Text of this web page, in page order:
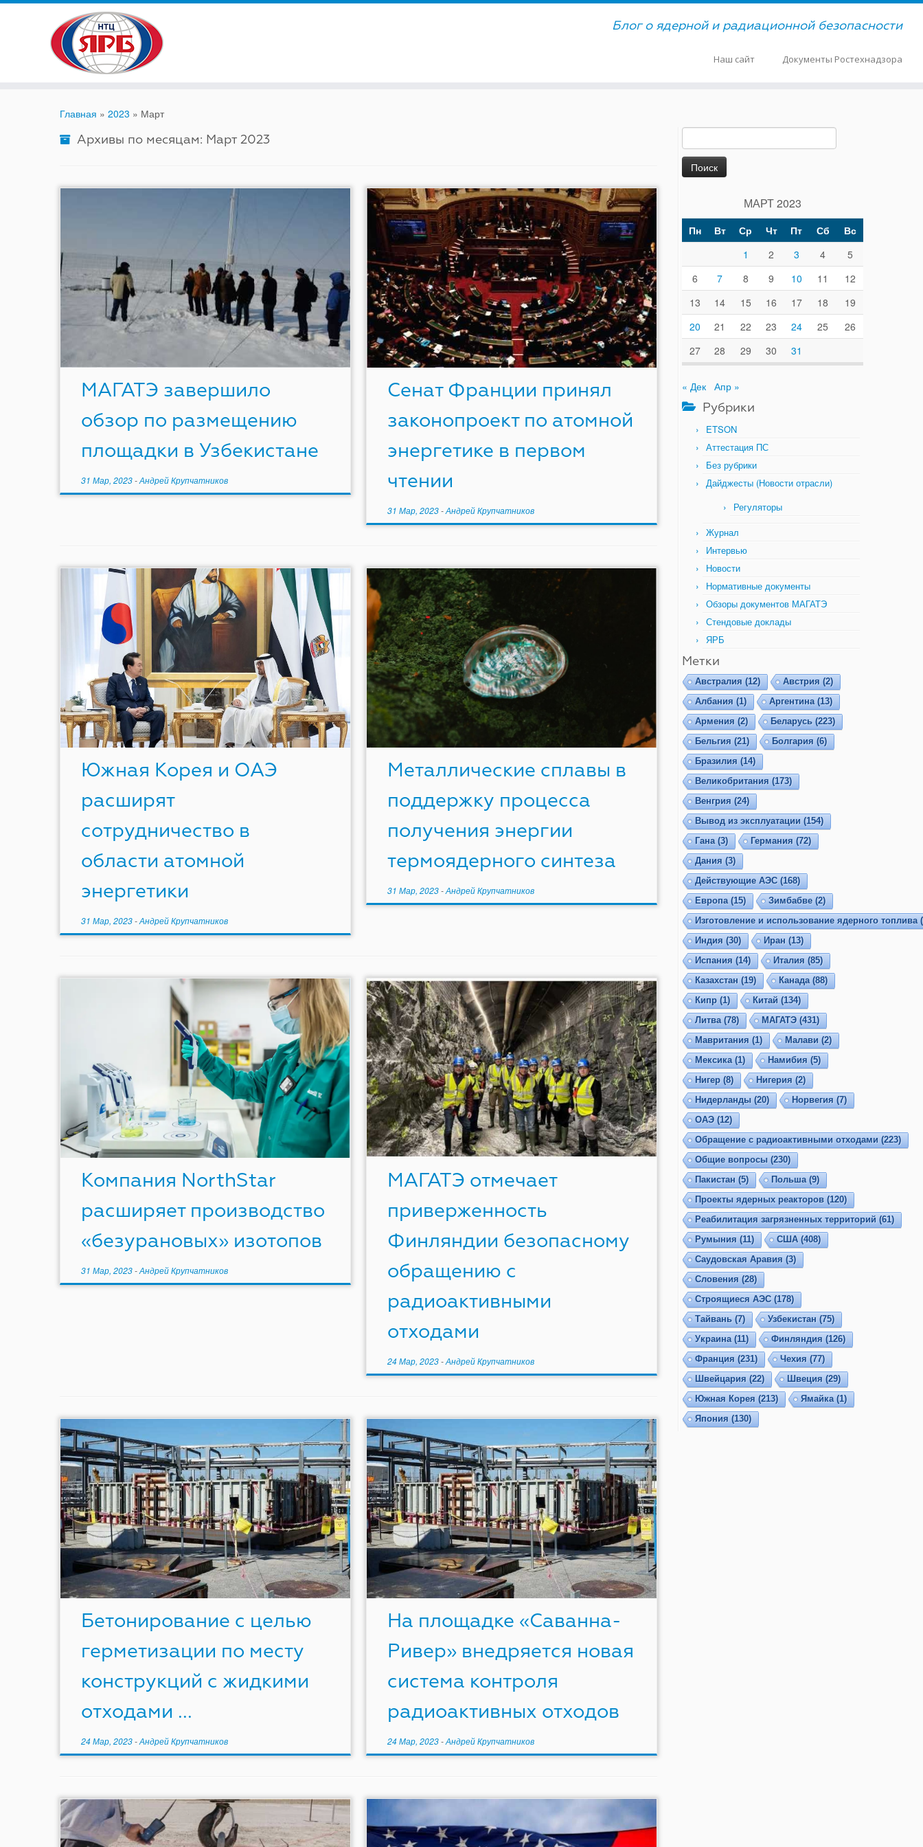
Skip
Блог о ядерной и радиационной безопасности
Наш сайт Документы Ростехнадзора
Главная » 2023 » Март
Архивы по месяцам: Март 2023
МАГАТЭ завершило
обзор по размещению
площадки в Узбекистане
31 Мар, 2023 -Андрей Крупчатников
Сенат Франции принял
законопроект по атомной
энергетике в первом
чтении
31 Мар, 2023-Андрей Крупчатников
Южная Корея и ОАЭ
расширят
сотрудничество в
области атомной
энергетики
31 Мар, 2023 -Андрей Крупчатников
Металлические сплавы в
поддержку процесса
получения энергии
термоядерного синтеза
31 Мар, 2023-Андрей Крупчатников
Компания NorthStar
расширяет производство
«безурановых» изотопов
31 Мар, 2023 -Андрей Крупчатников
МАГАТЭ отмечает
приверженность
Финляндии безопасному
обращению с
радиоактивными
отходами
24 Мар, 2023-Андрей Крупчатников
Бетонирование с целью
герметизации по месту
конструкций с жидкими
отходами ...
24 Мар, 2023 -Андрей Крупчатников
На площадке «Саванна-
Ривер» внедряется новая
система контроля
радиоактивных отходов
24 Мар, 2023-Андрей Крупчатников
МАРТ 2023
Пн Вт Ср Чт Пт Сб
Вс
1
2 3 4
5
6
7 8 9 10 11
12
13
14 15 16 17 18
19
20
21 22 23 24 25
26
27
28 29 30 31
« Дек Апр »
Рубрики
ETSON
Аттестация ПС
Без рубрики
Дайджесты (Новости отрасли)
Регуляторы
Журнал
Интервью
Новости
Нормативные документы
Обзоры документов МАГАТЭ
Стендовые доклады
ЯРБ
Метки
Австралия (12) Австрия (2)
Албания (1) Аргентина(13)
Армения (2) Беларусь (223)
Бельгия (21) Болгария (6)
Бразилия (14)
Великобритания (173)
Венгрия (24)
Вывод из эксплуатации (154)
Гана(3) Германия (72)
Дания (3)
Действующие АЭС(168)
Европа(15) Зимбабве (2)
Изготовление и использование ядерного топлива
Индия (30) Иран (13)
Испания (14) Италия (85)
Казахстан (19) Канада(88)
Кипр (1) Китай (134)
Литва(78) МАГАТЭ(431)
Мавритания (1) Малави (2)
Мексика(1) Намибия (5)
Нигер (8) Нигерия (2)
Нидерланды (20) Норвегия (7)
ОАЭ(12)
Обращение с радиоактивными отходами (223)
Общие вопросы (230)
Пакистан (5) Польша(9)
Проекты ядерных реакторов (120)
Реабилитация загрязненных территорий (61)
Румыния (11) США (408)
Саудовская Аравия (3)
Словения (28)
Строящиеся АЭС(178)
Тайвань (7) Узбекистан (75)
Украина(11) Финляндия (126)
Франция (231) Чехия (77)
Швейцария (22) Швеция (29)
Южная Корея (213) Ямайка(1)
Япония (130)